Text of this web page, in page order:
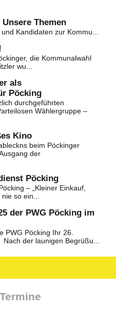
Unsere Themen
Kandidaten zur Kommu...
die Kommunalwahl
wu...
als
Pöcking
durchgeführten
Wählergruppe –
Kino
beim Pöckinger
der
Pöcking
– „Kleiner Einkauf,
so ein...
der PWG Pöcking im
PWG Pöcking Ihr 26.
der launigen Begrüßu...